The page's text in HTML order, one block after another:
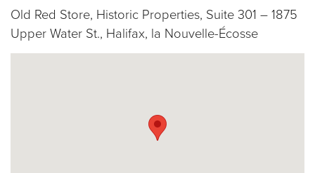
Old Red Store, Historic Properties, Suite 301 – 1875
Upper Water St., Halifax, la Nouvelle-Écosse